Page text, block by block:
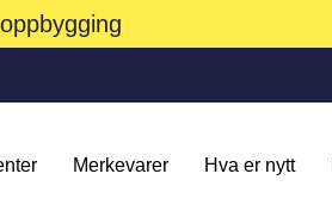
Merkevarer Hva er nytt